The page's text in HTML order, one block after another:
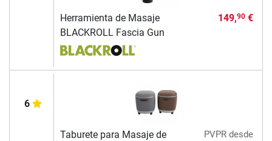
Herramienta de Masaje
BLACKROLL Fascia Gun
149,90€
6
Taburete para Masaje de
PVPRdesde